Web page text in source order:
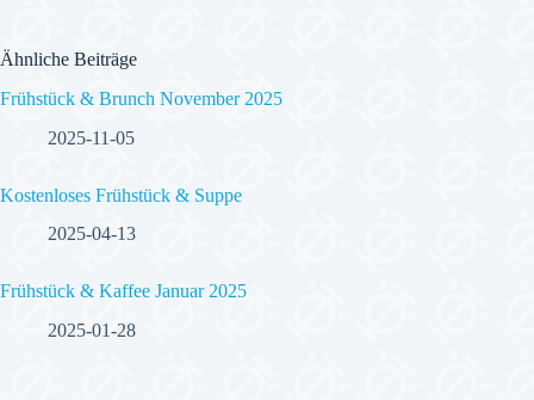
Ähnliche Beiträge
Frühstück & Brunch November 2025
2025-11-05
Kostenloses Frühstück & Suppe
2025-04-13
Frühstück & Kaffee Januar 2025
2025-01-28